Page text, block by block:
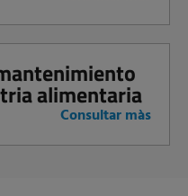
alimentaria
Consultar màs